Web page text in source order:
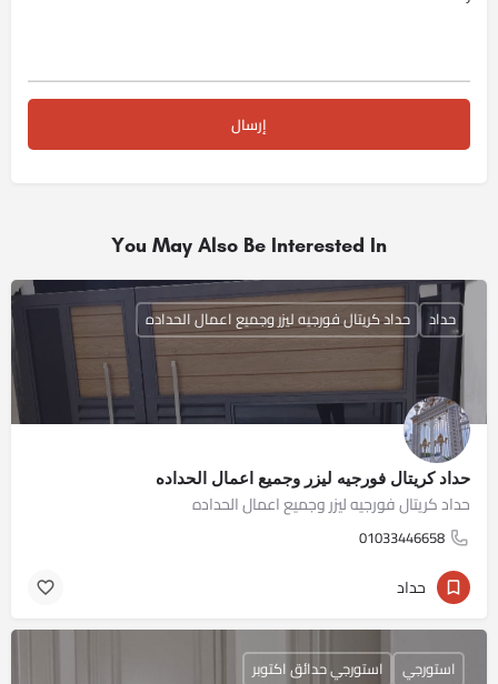
You May Also Be Interested In
حداد كريتال فورجيه ليزر وجميع اعمال الحداده
حداد كريتال فورجيه ليزر وجميع اعمال الحداده
01033446658
حداد حداد كريتال فورجيه ليزر وجميع اعمال الحداده
حداد
استورجي استورجي حدائق اكتوبر